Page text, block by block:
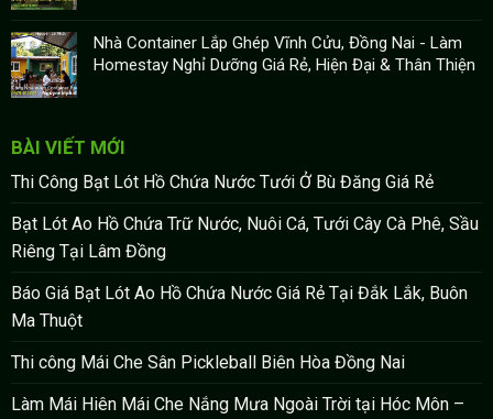
Nhà Container Lắp Ghép Vĩnh Cửu, Đồng Nai - Làm
Homestay Nghỉ Dưỡng Giá Rẻ, Hiện Đại & Thân Thiện
BÀI VIẾT MỚI
Thi Công Bạt Lót Hồ Chứa Nước Tưới Ở Bù Đăng Giá Rẻ
Bạt Lót Ao Hồ Chứa Trữ Nước, Nuôi Cá, Tưới Cây Cà Phê, Sầu
Riêng Tại Lâm Đồng
Báo Giá Bạt Lót Ao Hồ Chứa Nước Giá Rẻ Tại Đắk Lắk, Buôn
Ma Thuột
Thi công Mái Che Sân Pickleball Biên Hòa Đồng Nai
Làm Mái Hiên Mái Che Nắng Mưa Ngoài Trời tại Hóc Môn –